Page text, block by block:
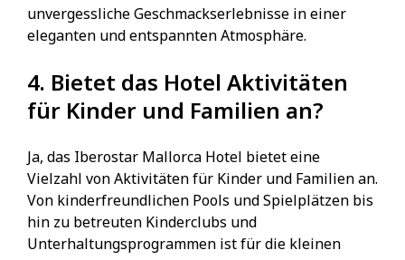
unvergessliche Geschmackserlebnisse in einer
eleganten und entspannten Atmosphäre.
4. Bietet das Hotel Aktivitäten
für Kinder und Familien an?
Ja, das Iberostar Mallorca Hotel bietet eine
Vielzahl von Aktivitäten für Kinder und Familien an.
Von kinderfreundlichen Pools und Spielplätzen bis
hin zu betreuten Kinderclubs und
Unterhaltungsprogrammen ist für die kleinen